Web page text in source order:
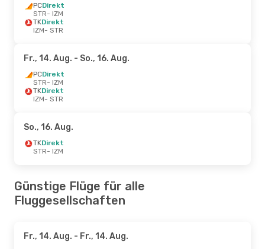
PCDirekt
STR- IZM
TKDirekt
IZM- STR
Fr., 14. Aug. - So., 16. Aug.
PCDirekt
STR- IZM
TKDirekt
IZM- STR
So., 16. Aug.
TKDirekt
STR- IZM
Günstige Flüge für alle
Fluggesellschaften
Fr., 14. Aug. - Fr., 14. Aug.